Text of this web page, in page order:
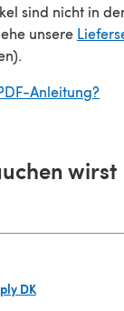
sind nicht in
unsere
Anleitung?
wirst
DK